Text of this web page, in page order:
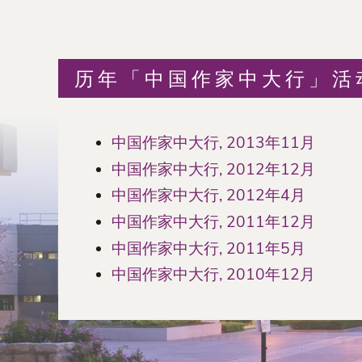
历年「中国作家中大行」活
中国作家中大行, 2013年11月
中国作家中大行, 2012年12月
中国作家中大行, 2012年4月
中国作家中大行, 2011年12月
中国作家中大行, 2011年5月
中国作家中大行, 2010年12月